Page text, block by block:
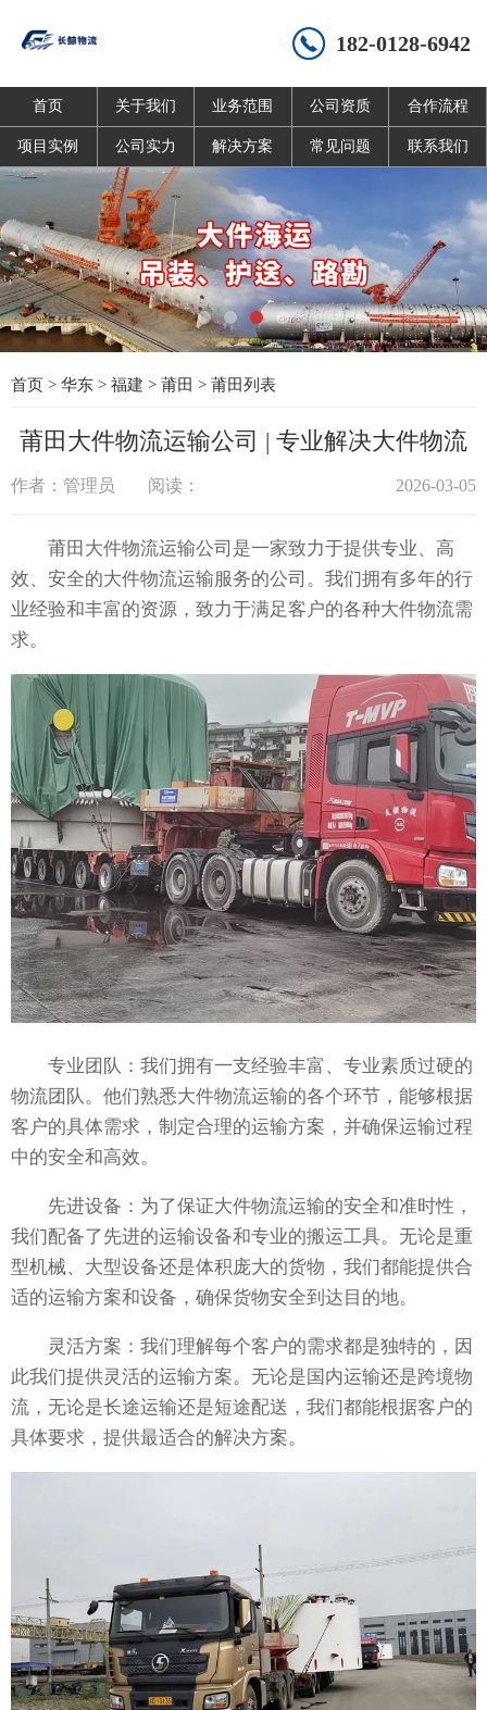
182-0128-6942
首页 关于我们 业务范围 公司资质 合作流程
项目实例 公司实力 解决方案 常见问题 联系我们
首页 > 华东 > 福建 > 莆田 > 莆田列表
莆田大件物流运输公司 | 专业解决大件物流
作者：管理员 阅读： 2026-03-05
莆田大件物流运输公司是一家致力于提供专业、高
效、安全的大件物流运输服务的公司。我们拥有多年的行
业经验和丰富的资源，致力于满足客户的各种大件物流需
求。
专业团队：我们拥有一支经验丰富、专业素质过硬的
物流团队。他们熟悉大件物流运输的各个环节，能够根据
客户的具体需求，制定合理的运输方案，并确保运输过程
中的安全和高效。
先进设备：为了保证大件物流运输的安全和准时性，
我们配备了先进的运输设备和专业的搬运工具。无论是重
型机械、大型设备还是体积庞大的货物，我们都能提供合
适的运输方案和设备，确保货物安全到达目的地。
灵活方案：我们理解每个客户的需求都是独特的，因
此我们提供灵活的运输方案。无论是国内运输还是跨境物
流，无论是长途运输还是短途配送，我们都能根据客户的
具体要求，提供最适合的解决方案。